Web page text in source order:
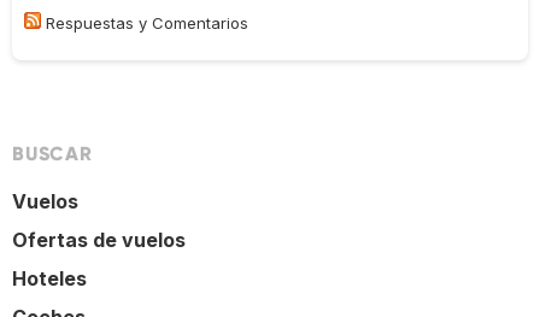
Respuestas y Comentarios
BUSCAR
Vuelos
Ofertas de vuelos
Hoteles